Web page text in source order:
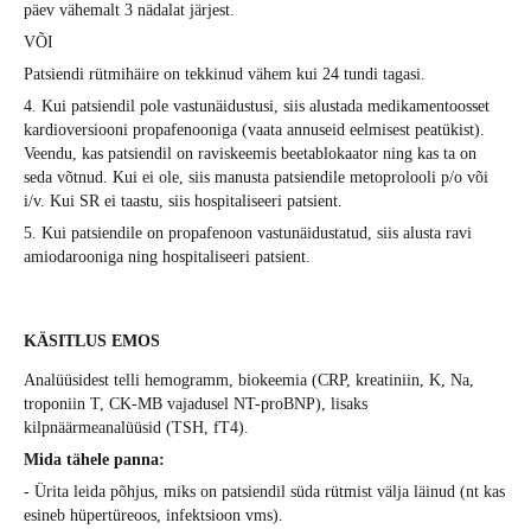
päev vähemalt 3 nädalat järjest.
VÕI
Patsiendi rütmihäire on tekkinud vähem kui 24 tundi tagasi.
4. Kui patsiendil pole vastunäidustusi, siis alustada medikamentoosset
kardioversiooni propafenooniga (vaata annuseid eelmisest peatükist).
Veendu, kas patsiendil on raviskeemis beetablokaator ning kas ta on
seda võtnud. Kui ei ole, siis manusta patsiendile metoprolooli p/o või
i/v. Kui SR ei taastu, siis hospitaliseeri patsient.
5. Kui patsiendile on propafenoon vastunäidustatud, siis alusta ravi
amiodarooniga ning hospitaliseeri patsient.
KÄSITLUS EMOS
Analüüsidest telli hemogramm, biokeemia (CRP, kreatiniin, K, Na,
troponiin T, CK-MB vajadusel NT-proBNP), lisaks
kilpnäärmeanalüüsid (TSH, fT4).
Mida tähele panna:
- Ürita leida põhjus, miks on patsiendil süda rütmist välja läinud (nt kas
esineb hüpertüreoos, infektsioon vms).